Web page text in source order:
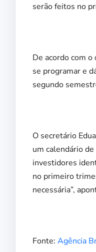
serão feitos no
De acordo com
se programar e
segundo
O secretário
um calendário
investidores
no primeiro
necessária”,
Fonte: Agência